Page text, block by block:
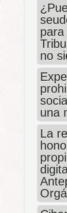
para
no
una
La